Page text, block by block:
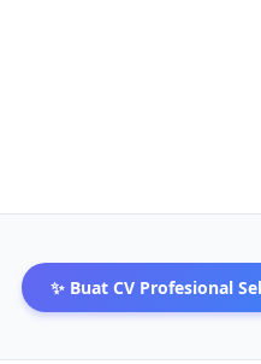
✨ Buat CV Profesional